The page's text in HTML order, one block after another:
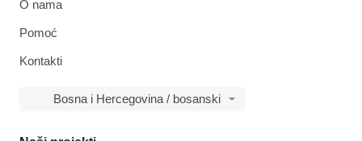
O nama
Pomoć
Kontakti
Bosna i Hercegovina / bosanski